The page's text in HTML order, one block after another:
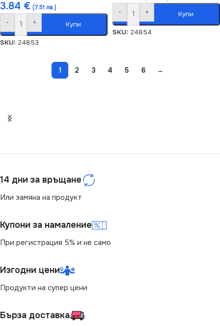
3.84 € (7.51 лв.)
- + Купи
SKU: 24853
- + Купи
SKU: 24854
1 2 3 4 5 6 →
14 дни за връщане
Или замяна на продукт
Купони за намаление
При регистрация 5% и не само
Изгодни цени
Продукти на супер цени
Бърза доставка